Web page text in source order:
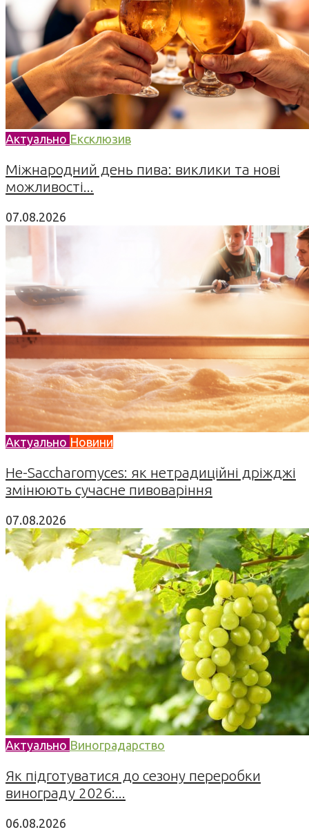
Актуально Ексклюзив
Міжнародний день пива: виклики та нові
можливості...
07.08.2026
Актуально Новини
Не-Saccharomyces: як нетрадиційні дріжджі
змінюють сучасне пивоваріння
07.08.2026
Актуально Виноградарство
Як підготуватися до сезону переробки
винограду 2026:...
06.08.2026